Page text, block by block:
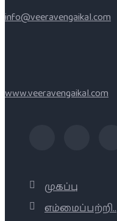
info@veeravengaikal.com
www.veeravengaikal.com
முகப்பு
எம்மைப்பற்றி..